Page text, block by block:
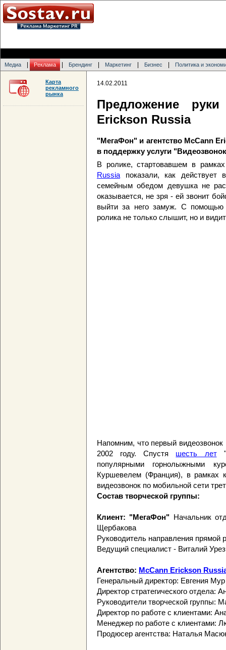
Медиа Реклама Брендинг Маркетинг Бизнес Политика и
14.02.2011
Предложение
Erickson Russia
"МегаФон" и агентство McCann
в поддержку услуги
В ролике, стартовавшем в
Russia показали, как действует
семейным обедом девушка не
оказывается, не зря - ей звонит
выйти за него замуж. С помощью
ролика не только слышит, но и
Напомним, что первый
2002 году. Спустя шесть лет
популярными горнолыжными
Куршевелем (Франция), в рамках
видеозвонок по мобильной сети
Состав творческой группы:
Клиент: "МегаФон" Начальник
Щербакова
Руководитель направления
Ведущий специалист - Виталий
Агентство: McCann Erickson
Генеральный директор: Евгения Мур
Директор стратегического отдела:
Руководители творческой группы:
Директор по работе с клиентами:
Менеджер по работе с клиентами:
Продюсер агентства: Наталья
Карта
рекламного
рынка